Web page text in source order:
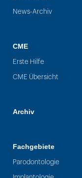
News-Archiv
CME
Erste Hilfe
CME Übersicht
Archiv
Fachgebiete
Parodontologie